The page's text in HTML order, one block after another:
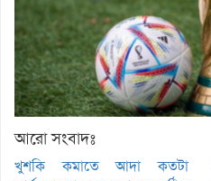
আরো সংবাদঃ
খুশকি কমাতে আদা কতটা